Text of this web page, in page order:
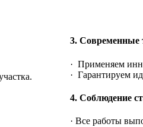
3. Современные
· Применяем
· Гарантируем
4. Соблюдение
· Все работы